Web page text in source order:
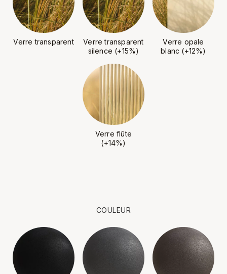
Verre transparent
Verre transparent
silence (+15%)
Verre opale
blanc (+12%)
Verre flûte
(+14%)
COULEUR